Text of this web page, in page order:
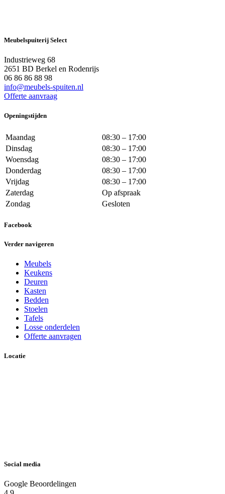
Meubelspuiterij Select
Industrieweg 68
2651 BD Berkel en Rodenrijs
06 86 86 88 98
info@meubels-spuiten.nl
Offerte aanvraag
Openingstijden
Maandag
08:30 – 17:00
Dinsdag
08:30 – 17:00
Woensdag
08:30 – 17:00
Donderdag
08:30 – 17:00
Vrijdag
08:30 – 17:00
Zaterdag
Op afspraak
Zondag
Gesloten
Facebook
Verder navigeren
Meubels
Keukens
Deuren
Kasten
Bedden
Stoelen
Tafels
Losse onderdelen
Offerte aanvragen
Locatie
Social media
Google Beoordelingen